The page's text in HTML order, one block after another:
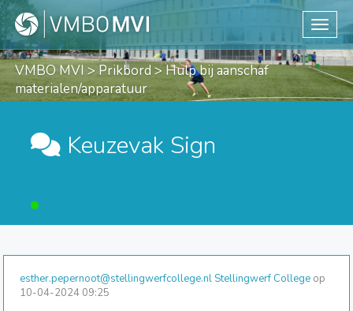
VMBO MVI >Prikbord > Hulp bij aanschaf
materialen/apparatuur
Keuzevak Sign
esther.pepernoot@stellingwerfcollege.nl Stellingwerf College op
10-04-2024 09:25